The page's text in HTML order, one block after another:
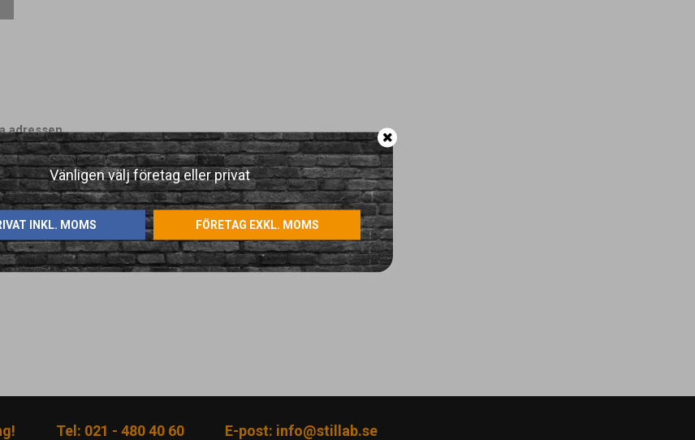
Vänligen välj företag eller privat
INKL. MOMS FÖRETAG EXKL. MOMS
adressen
Tel: 021 - 480 40 60 E-post: info@stillab.se